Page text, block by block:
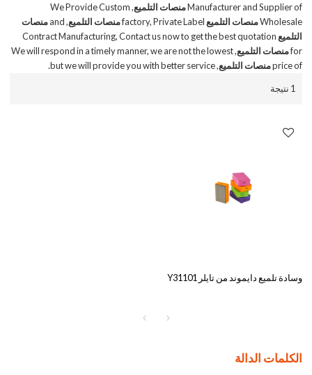
Manufacturer and Supplier ofمنصات التلميع , We Provide Custom
Wholesaleمنصات التلميع منصات التلميع, and
منصات
التلميع Contract Manufacturing, Contact us now to get the best quotation
forمنصات التلميع , We will respond in a timely manner, we are not the lowest
price ofمنصات التلميع, but we will provide you with better service.
1 نتيجة
وسادة تلميع دايموند من تايلر Y31101
الكلمات الدالة